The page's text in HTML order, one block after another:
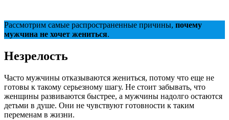
Рассмотрим самые распространенные причины, почему
мужчина не хочет жениться.
Незрелость
Часто мужчины отказываются жениться, потому что еще не
готовы к такому серьезному шагу. Не стоит забывать, что
женщины развиваются быстрее, а мужчины надолго остаются
детьми в душе. Они не чувствуют готовности к таким
переменам в жизни.